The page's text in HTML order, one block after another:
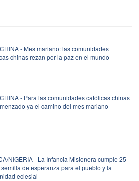
- Mes mariano: las comunidades
chinas rezan por la paz en el mundo
- Para las comunidades católicas chinas
ya el camino del mes mariano
NIGERIA - La Infancia Misionera cumple 25
semilla de esperanza para el pueblo y la
eclesial